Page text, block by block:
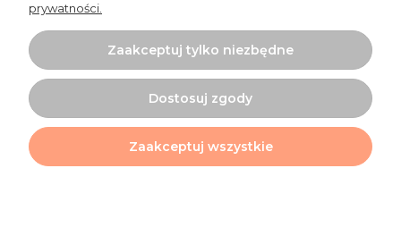
Ważne sprawy
Dodatkowe informacje
Tu mnie znajdziesz
Projekt i wykonanie:Ecommercy.pl
prywatności.
Zaakceptuj tylko niezbędne
Dostosuj zgody
Zaakceptuj wszystkie